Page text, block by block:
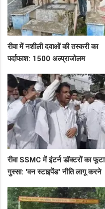
रीवा में नशीली दवाओं की तस्करी का
पर्दाफाश: 1500 अल्प्राजोलम
सप्लाई चेन
रीवा SSMC में इंटर्न डॉक्टरों का फूटा
गुस्सा: 'वन स्टाइपेंड' नीति लागू करने
छात्र